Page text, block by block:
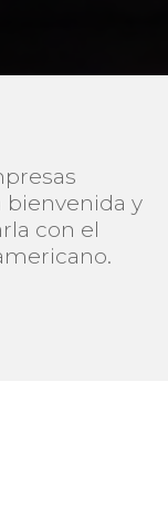
bienvenida y
con el